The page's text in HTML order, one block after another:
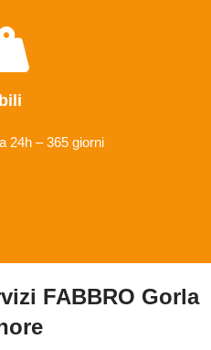
24h – 365 giorni
FABBRO Gorla